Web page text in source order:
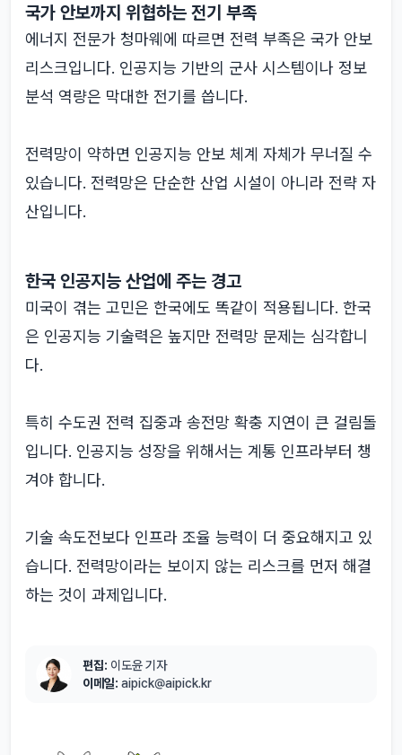
국가 안보까지 위협하는 전기 부족
에너지 전문가 청마웨에 따르면 전력 부족은 국가 안보
리스크입니다. 인공지능 기반의 군사 시스템이나 정보
분석 역량은 막대한 전기를 씁니다.
전력망이 약하면 인공지능 안보 체계 자체가 무너질 수
있습니다. 전력망은 단순한 산업 시설이 아니라 전략 자
산입니다.
한국 인공지능 산업에 주는 경고
미국이 겪는 고민은 한국에도 똑같이 적용됩니다. 한국
은 인공지능 기술력은 높지만 전력망 문제는 심각합니
다.
특히 수도권 전력 집중과 송전망 확충 지연이 큰 걸림돌
입니다. 인공지능 성장을 위해서는 계통 인프라부터 챙
겨야 합니다.
기술 속도전보다 인프라 조율 능력이 더 중요해지고 있
습니다. 전력망이라는 보이지 않는 리스크를 먼저 해결
하는 것이 과제입니다.
편집: 이도윤 기자
이메일: aipick@aipick.kr